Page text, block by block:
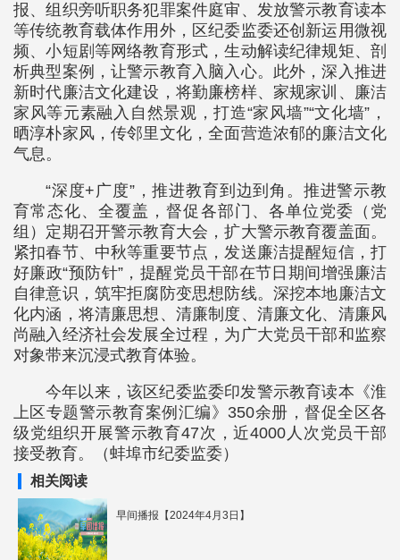
报、组织旁听职务犯罪案件庭审、发放警示教育读本
等传统教育载体作用外，区纪委监委还创新运用微视
频、小短剧等网络教育形式，生动解读纪律规矩、剖
析典型案例，让警示教育入脑入心。此外，深入推进
新时代廉洁文化建设，将勤廉榜样、家规家训、廉洁
家风等元素融入自然景观，打造“家风墙”“文化墙”，
晒淳朴家风，传邻里文化，全面营造浓郁的廉洁文化
气息。
“深度+广度”，推进教育到边到角。推进警示教
育常态化、全覆盖，督促各部门、各单位党委（党
组）定期召开警示教育大会，扩大警示教育覆盖面。
紧扣春节、中秋等重要节点，发送廉洁提醒短信，打
好廉政“预防针”，提醒党员干部在节日期间增强廉洁
自律意识，筑牢拒腐防变思想防线。深挖本地廉洁文
化内涵，将清廉思想、清廉制度、清廉文化、清廉风
尚融入经济社会发展全过程，为广大党员干部和监察
对象带来沉浸式教育体验。
今年以来，该区纪委监委印发警示教育读本《淮
上区专题警示教育案例汇编》350余册，督促全区各
级党组织开展警示教育47次，近4000人次党员干部
接受教育。（蚌埠市纪委监委）
相关阅读
早间播报【2024年4月3日】